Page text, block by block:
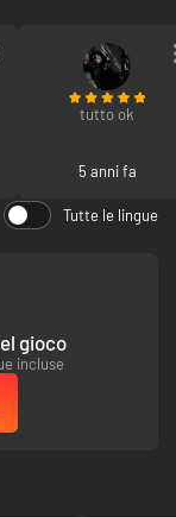
Antichi Dèi,
serie di oscuri
Antichi Dèi e alla
tutto ok
5 anni fa
Tutte le lingue
gioco
incluse